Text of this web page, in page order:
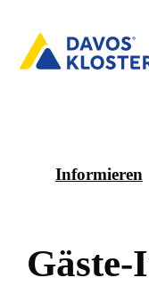
Informieren
Gäste-I